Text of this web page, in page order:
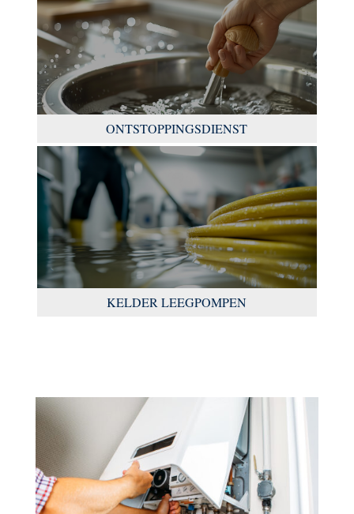
ONTSTOPPINGSDIENST
KELDER LEEGPOMPEN